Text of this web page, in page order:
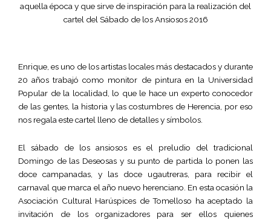
aquella época y que sirve de inspiración para la realización del
cartel del Sábado de los Ansiosos 2016
Enrique, es uno de los artistas locales más destacados y durante
20 años trabajó como monitor de pintura en la Universidad
Popular de la localidad, lo que le hace un experto conocedor
de las gentes, la historia y las costumbres de Herencia, por eso
nos regala este cartel lleno de detalles y símbolos.
El sábado de los ansiosos es el preludio del tradicional
Domingo de las Deseosas y su punto de partida lo ponen las
doce campanadas, y las doce ugautreras, para recibir el
carnaval que marca el año nuevo herenciano. En esta ocasión la
Asociación Cultural Harúspices de Tomelloso ha aceptado la
invitación de los organizadores para ser ellos quienes